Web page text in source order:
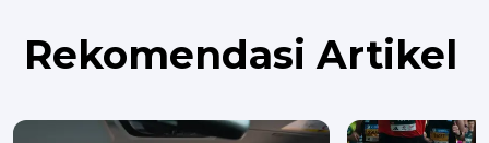
Rekomendasi Artikel